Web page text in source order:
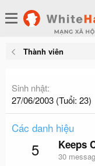
Thành viên
Sinh nhật
27/06/2003 (Tuổi: 23)
Các danh hiệu
5 Keeps
30